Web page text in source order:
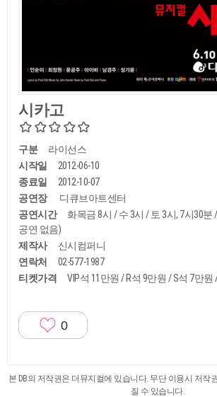
시카고
구분
라이선스
시작일
2012-06-10
종료일
2012-10-07
공연장
디큐브아트센터
공연시간
화목금 8시 / 수 3시 / 토 3시, 7시30분
공연 없음)
제작사
신시컴퍼니
연락처
02-577-1987
티켓가격
VIP석 11만원 / R석 9만원 / S석 7만원
0
본 DB의 저작권은 더뮤지컬에 있습니다. 무단 이용시 저작
질 수 있습니다.